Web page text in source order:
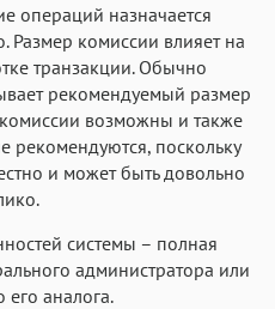
операций назначается
Размер комиссии влияет на
транзакции. Обычно
рекомендуемый размер
возможны и также
рекомендуются, поскольку
и может быть довольно
системы – полная
администратора или
его аналога.